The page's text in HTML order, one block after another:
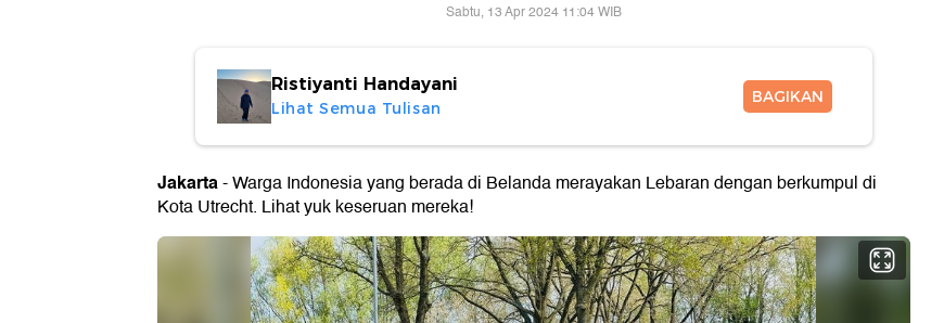
Sabtu, 13 Apr 2024 11:04 WIB
Ristiyanti Handayani
Lihat Semua Tulisan
BAGIKAN
Jakarta- Warga Indonesia yang berada di Belanda merayakan Lebaran dengan berkumpul di
Kota Utrecht. Lihat yuk keseruan mereka!